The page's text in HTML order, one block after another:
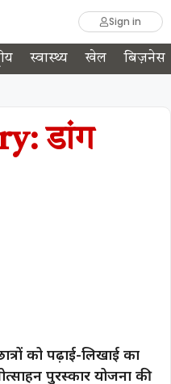
Sign in
स्वास्थ्य खेल बिज़नेस
डांग
को पढ़ाई-लिखाई का
पुरस्कार योजना की